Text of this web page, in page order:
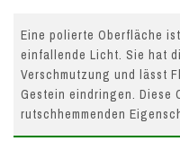
Eine polierte Oberfläche
einfallende Licht. Sie hat
Verschmutzung und lässt
Gestein eindringen. Diese
rutschhemmenden